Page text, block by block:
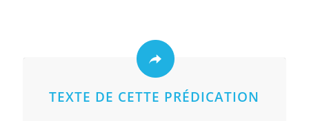
TEXTE DE CETTE PRÉDICATION